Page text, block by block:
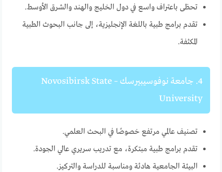
تحظى باعتراف واسع في دول الخليج والهند والشرق الأوسط.
تقدم برامج طبية باللغة الإنجليزية، إلى جانب البحوث الطبية
المكثفة.
4. جامعة نوفوسيبيرسك – Novosibirsk State
University
تصنيف عالمي مرتفع خصوصًا في البحث العلمي.
تقدم برامج طبية مبتكرة، مع تدريب سريري عالي الجودة.
البيئة الجامعية هادئة ومناسبة للدراسة والتركيز.